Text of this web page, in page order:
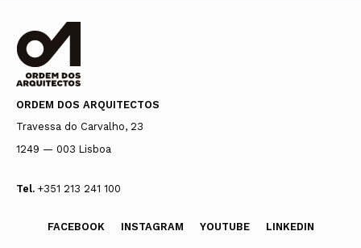
ORDEM DOS ARQUITECTOS
Travessa do Carvalho, 23
1249 — 003 Lisboa
Tel. +351 213 241 100
FACEBOOK INSTAGRAM YOUTUBE LINKEDIN